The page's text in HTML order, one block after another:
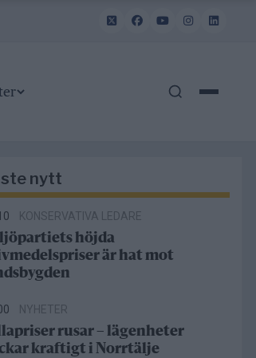
nytt
KONSERVATIVA LEDARE
höjda
är hat mot
NYHETER
rusar – lägenheter
kraftigt i Norrtälje